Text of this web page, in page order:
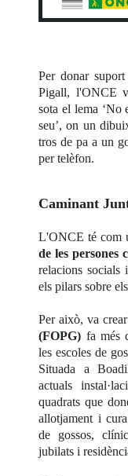
Per donar
Pigall, l'ONCE
sota el lema ‘No
seu’, on un
tros de pa a un
per telèfon.
Caminant
L'ONCE té com
de les persones
relacions socials
els pilars sobre
Per això, va
(FOPG) fa més
les escoles de
Situada a
actuals
quadrats que
allotjament i
de gossos,
jubilats i